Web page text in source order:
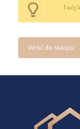
Twój
Wróć do sklepu